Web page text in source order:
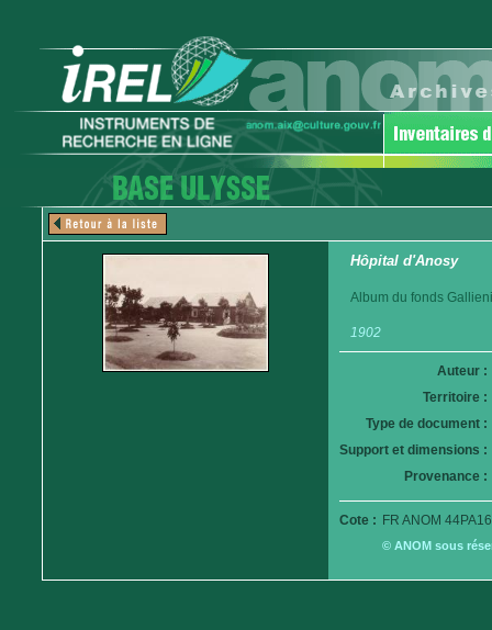
Hôpital d'Anosy
Album du fonds
1902
Auteur :
Territoire :
Type de document :
Support et dimensions :
Provenance :
Cote : FR ANOM
© ANOM sous